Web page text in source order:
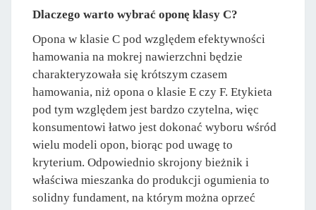
Dlaczego warto wybrać oponę klasy C?
Opona w klasie C pod względem efektywności
hamowania na mokrej nawierzchni będzie
charakteryzowała się krótszym czasem
hamowania, niż opona o klasie E czy F. Etykieta
pod tym względem jest bardzo czytelna, więc
konsumentowi łatwo jest dokonać wyboru wśród
wielu modeli opon, biorąc pod uwagę to
kryterium. Odpowiednio skrojony bieżnik i
właściwa mieszanka do produkcji ogumienia to
solidny fundament, na którym można oprzeć